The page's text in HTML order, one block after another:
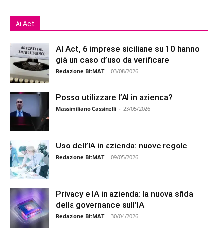
Ai Act
AI Act, 6 imprese siciliane su 10 hanno
già un caso d’uso da verificare
Redazione BitMAT - 03/08/2026
Posso utilizzare l’AI in azienda?
Massimiliano Cassinelli - 23/05/2026
Uso dell’IA in azienda: nuove regole
Redazione BitMAT - 09/05/2026
Privacy e IA in azienda: la nuova sfida
della governance sull’IA
Redazione BitMAT - 30/04/2026